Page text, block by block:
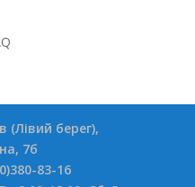
(Лівий берег),
7б
83-16